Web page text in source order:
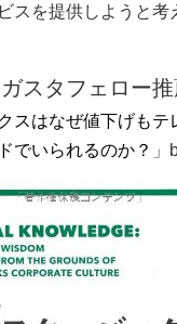
スを提供しようと考
スタフェロー推
スはなぜ値下げもテ
でいられるのか？